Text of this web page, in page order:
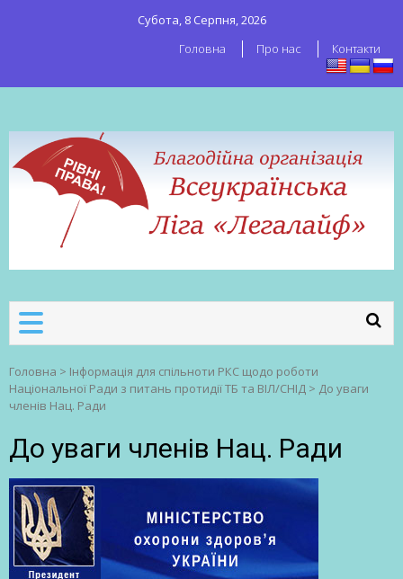
Субота, 8 Серпня, 2026
Головна
Про нас Контакти
робітників
Головна > Інформація для спільноти РКС щодо роботи
Національної Ради з питань протидії ТБ та ВІЛ/СНІД > До уваги
членів Нац. Ради
До уваги членів Нац. Ради